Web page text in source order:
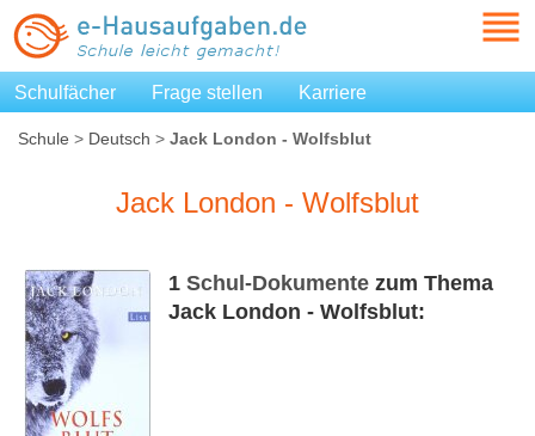
Schulfächer Frage stellen Karriere
Schule > Deutsch > Jack London - Wolfsblut
Jack London - Wolfsblut
1 Schul-Dokumente zum Thema
Jack London - Wolfsblut: